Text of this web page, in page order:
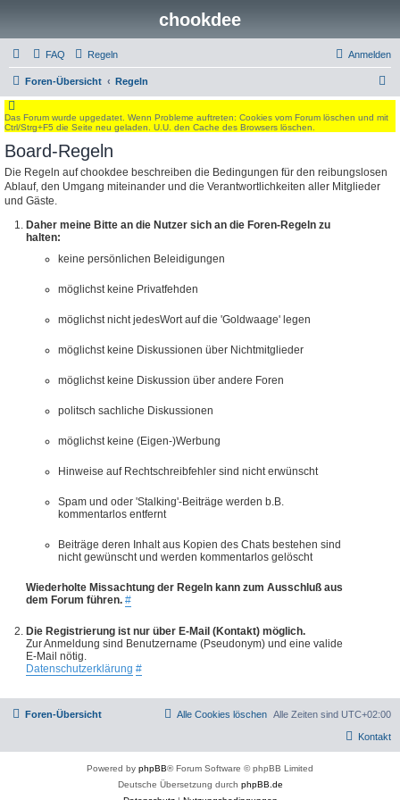
chookdee
FAQ Regeln Anmelden
Foren-Übersicht Regeln
u
Das Forum wurde upgedatet. Wenn Probleme auftreten: Cookies vom Forum löschen und mit
Ctrl/Strg+F5 die Seite neu geladen. U.U. den Cache des Browsers löschen.
Board-Regeln
Die Regeln auf chookdee beschreiben die Bedingungen für den reibungslosen
Ablauf, den Umgang miteinander und die Verantwortlichkeiten aller Mitglieder
und Gäste.
Daher meine Bitte an die Nutzer sich an die Foren-Regeln zu
halten:
keine persönlichen Beleidigungen
möglichst keine Privatfehden
möglichst nicht jedesWort auf die 'Goldwaage' legen
möglichst keine Diskussionen über Nichtmitglieder
möglichst keine Diskussion über andere Foren
politsch sachliche Diskussionen
möglichst keine (Eigen-)Werbung
Hinweise auf Rechtschreibfehler sind nicht erwünscht
Spam und oder 'Stalking'-Beiträge werden b.B.
kommentarlos entfernt
Beiträge deren Inhalt aus Kopien des Chats bestehen sind
nicht gewünscht und werden kommentarlos gelöscht
Wiederholte Missachtung der Regeln kann zum Ausschluß aus
dem Forum führen. #
Die Registrierung ist nur über E-Mail (Kontakt) möglich.
Zur Anmeldung sind Benutzername (Pseudonym) und eine valide
E-Mail nötig.
Datenschutzerklärung #
Foren-Übersicht Alle Zeiten sind UTC+02:00
Alle Cookies löschen
Kontakt
Powered by phpBB® Forum Software © phpBB Limited
Deutsche Übersetzung durch phpBB.de